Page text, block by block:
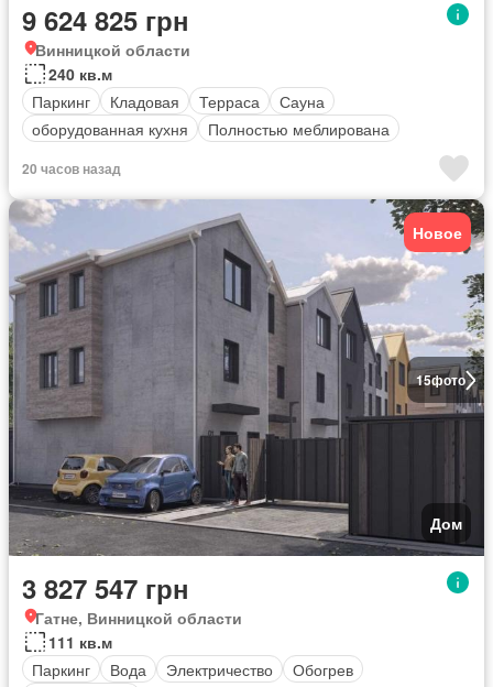
9 624 825 грн
Винницкой области
240 кв.м
Паркинг
Кладовая Терраса
Сауна
оборудованная кухня
Полностью меблирована
20 часов назад
15фото
Новое
Дом
3 827 547 грн
Гатне, Винницкой области
111 кв.м
Паркинг
Вода Электричество
Обогрев